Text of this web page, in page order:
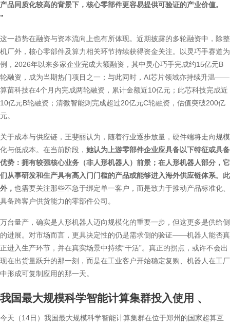
产品同质化较高的背景下，核心零部件更容易提供可验证的产业价值。
”
这一趋势在融资与资本流向上也有所体现。近期披露的多轮融资中，除整
机厂外，核心零部件及算力相关环节持续获得资金关注。以灵巧手赛道为
例，2026年以来多家企业完成大额融资，其中灵心巧手完成约15亿元B
轮融资，成为当期热门项目之一；与此同时，AI芯片领域亦持续升温——
算苗科技在4个月内完成两轮融资，累计金额近10亿元；此芯科技完成近
10亿元B轮融资；清微智能则完成超过20亿元C轮融资，估值突破200亿
元。
关于成本与供应链，王斐丽认为，随着行业逐步放量，硬件端将走向规模
化与低成本。在当前阶段， 她认为上游零部件企业应具备以下特征或具备
优势：拥有较强核心业务（非人形机器人）前景；在人形机器人部分，它
们从事研发和生产具有高入门门槛的产品或能够进入海外供应链体系。此
外， 也需要关注那些不急于绑定单一客户，而是致力于推动产品标准化、
具备跨客户供货能力的零部件公司。
万台量产，确实是人形机器人迈向规模化的重要一步，但这更多是供给侧
的进展。对市场而言，更具决定性的仍是需求侧的验证——机器人能否真
正进入生产环节，并在真实场景中持续“干活”。真正的拐点，或许不会出
现在出货量跃升的那一刻，而是在工业客户开始稳定复购、机器人在工厂
中形成可复制应用的那一天。
我国最大规模科学智能计算集群投入使用 、
今天（14日）我国最大规模科学智能计算集群在位于郑州的国家超算互